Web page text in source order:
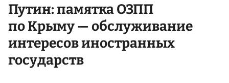
Путин: памятка ОЗПП
по Крыму — обслуживание
интересов иностранных
государств